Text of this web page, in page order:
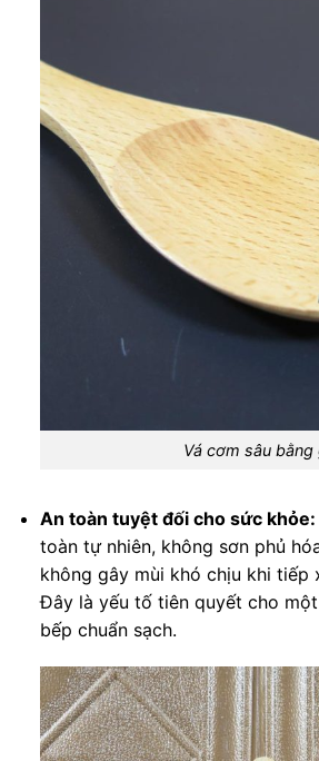
Vá cơm sâu bằng
An toàn tuyệt đối cho sức khỏe:
toàn tự nhiên, không sơn phủ
không gây mùi khó chịu khi tiếp
Đây là yếu tố tiên quyết cho
bếp chuẩn sạch.